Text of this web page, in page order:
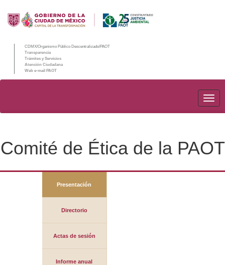
CDMX/Organismo Público Descentralizado/PAOT
Transparencia
Trámites y Servicios
Atención Ciudadana
Web e-mail PAOT
Comité de Ética de la PAOT
Presentación
Directorio
Actas de sesión
Informe anual